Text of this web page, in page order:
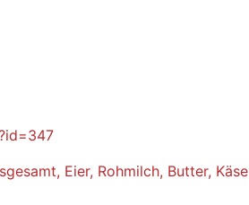
Eier, Rohmilch, Butter, Käse